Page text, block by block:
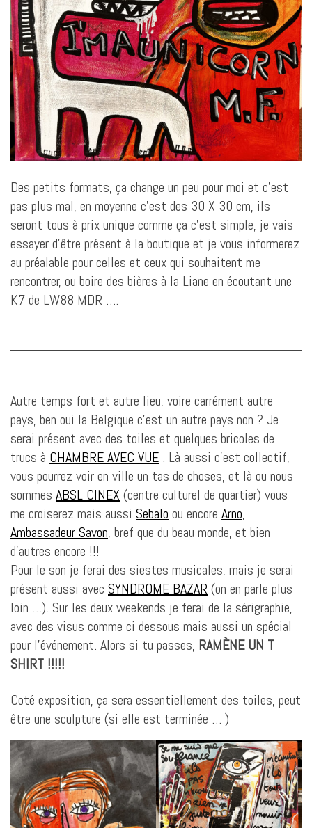
Des petits formats, ça change un peu pour moi et c’est
pas plus mal, en moyenne c’est des 30 X 30 cm, ils
seront tous à prix unique comme ça c’est simple, je vais
essayer d’être présent à la boutique et je vous informerez
au préalable pour celles et ceux qui souhaitent me
rencontrer, ou boire des bières à la Liane en écoutant une
K7 de LW88 MDR ….
Autre temps fort et autre lieu, voire carrément autre
pays, ben oui la Belgique c’est un autre pays non ? Je
serai présent avec des toiles et quelques bricoles de
trucs à CHAMBRE AVEC VUE . Là aussi c’est collectif,
vous pourrez voir en ville un tas de choses, et là ou nous
sommes ABSL CINEX (centre culturel de quartier) vous
me croiserez mais aussi Sebalo ou encore Arno,
Ambassadeur Savon, bref que du beau monde, et bien
d’autres encore !!!
Pour le son je ferai des siestes musicales, mais je serai
présent aussi avec SYNDROME BAZAR(on en parle plus
loin …). Sur les deux weekends je ferai de la sérigraphie,
avec des visus comme ci dessous mais aussi un spécial
pour l’événement. Alors si tu passes, RAMÈNE UN T
SHIRT !!!!!
Coté exposition, ça sera essentiellement des toiles, peut
être une sculpture (si elle est terminée … )